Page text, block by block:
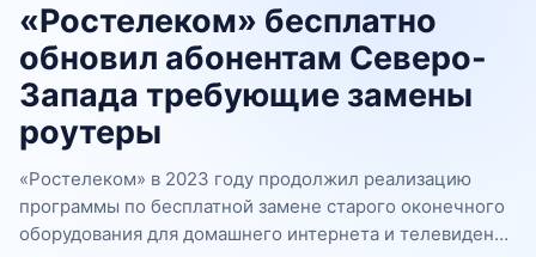
«Ростелеком» бесплатно
обновил абонентам Северо-
Запада требующие замены
роутеры
«Ростелеком» в 2023 году продолжил реализацию
программы по бесплатной замене старого оконечного
оборудования для домашнего интернета и телевидения